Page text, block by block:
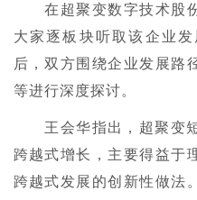
在超聚变数字技术股份
大家逐板块听取该企业
后，双方围绕企业发展路
等进行深度探讨。
王会华指出，超聚变短
跨越式增长，主要得益于
跨越式发展的创新性做法